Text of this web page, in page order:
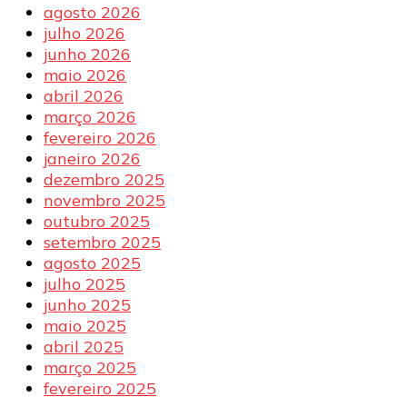
agosto 2026
julho 2026
junho 2026
maio 2026
abril 2026
março 2026
fevereiro 2026
janeiro 2026
dezembro 2025
novembro 2025
outubro 2025
setembro 2025
agosto 2025
julho 2025
junho 2025
maio 2025
abril 2025
março 2025
fevereiro 2025